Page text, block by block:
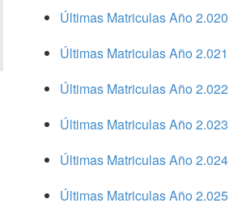
Últimas Matriculas Año 2.020
Últimas Matriculas Año 2.021
Últimas Matriculas Año 2.022
Últimas Matriculas Año 2.023
Últimas Matriculas Año 2.024
Últimas Matriculas Año 2.025